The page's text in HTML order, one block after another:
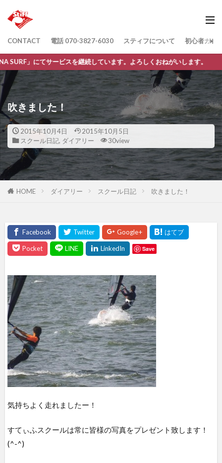
CONTACT 電話 070-3827-6030 スティフについて 初心者ガイ
ビスを継続しています。よろしくおねがいします。
吹きました！
2015年10月4日
2015年10月5日
スクール日記, ダイアリー 30view
HOME ダイアリー スクール日記 吹きました！
Save
気持ちよく走れましたー！
すてぃふスクールは常に皆様の写真をプレゼント致します！
(^-^)